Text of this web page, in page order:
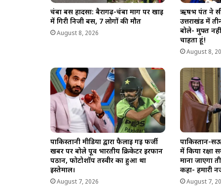
चंबा बस हादसा: बैरागढ़-चंबा मार्ग पर खाई
में गिरी निजी बस, 7 लोगों की मौत
August 8, 2026
ऋषभ पंत ने
उत्तराखंड में
बोले- मुफ्त
चाहता हूं!
August 8,
पाकिस्तानी मीडिया द्वारा फैलाई गई फर्जी
खबर पर बोले पूर्व भारतीय क्रिकेटर इरफान
पठान, फोटोशॉप तस्वीर का हुआ था
इस्तेमाल।
August 7, 2026
पाकिस्तान-
में किया रक्षा
माना जाएगा
कहा- हमारी
August 7,